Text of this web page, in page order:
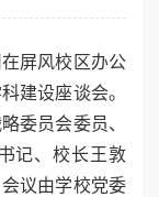
在屏风校区办公
建设座谈会。
委员会委员、
记、校长王敦
议由学校党委